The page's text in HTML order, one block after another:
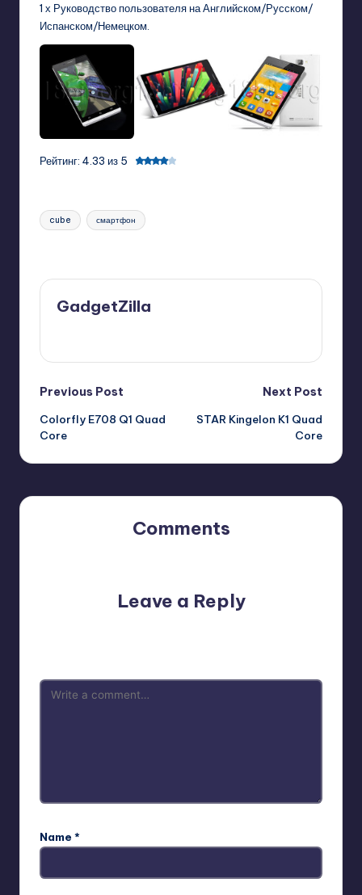
1 х Руководство пользователя на Английском/Русском/
Испанском/Немецком.
Рейтинг: 4.33 из 5
Tags:
cube смартфон
GadgetZilla
Post
navigation
Previous Post
Colorfly E708 Q1 Quad
Core
Next Post
STAR Kingelon K1 Quad
Core
Comments
Leave a Reply
Name *